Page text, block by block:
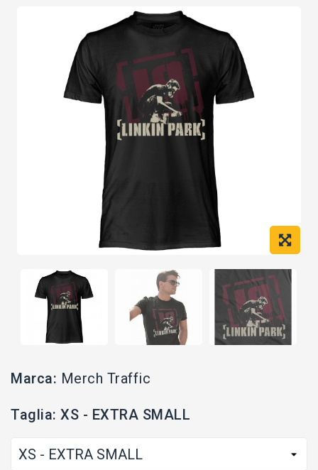
Marca: Merch Traffic
Taglia: XS - EXTRA SMALL